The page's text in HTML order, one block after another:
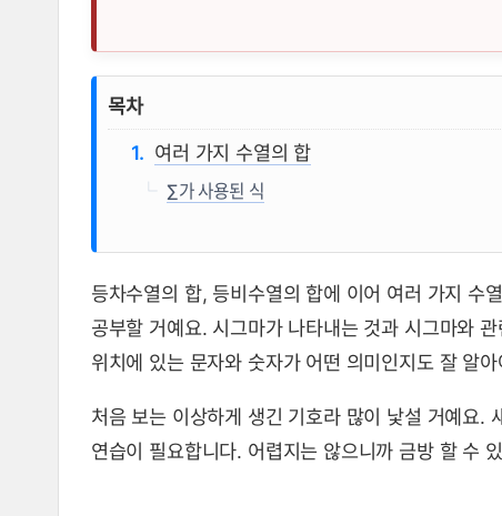
여러가지 수열의 합, 시그마
목차
여러 가지 수열의 합
∑가 사용된 식
등차수열의 합, 등비수열의 합에 이어 여러 가지 수
공부할 거예요. 시그마가 나타내는 것과 시그마와
위치에 있는 문자와 숫자가 어떤 의미인지도 잘 알
처음 보는 이상하게 생긴 기호라 많이 낯설 거예요.
연습이 필요합니다. 어렵지는 않으니까 금방 할 수